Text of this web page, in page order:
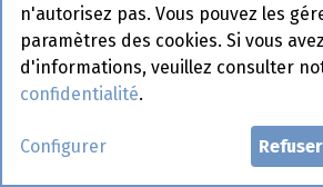
Demander un compte
n'autorisez pas. Vous pouvez les
paramètres des cookies. Si vous
d'informations, veuillez consulter
confidentialité.
Configurer Refuser